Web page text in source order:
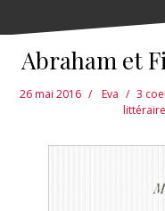
Abraham et
26 mai 2016 Eva 3